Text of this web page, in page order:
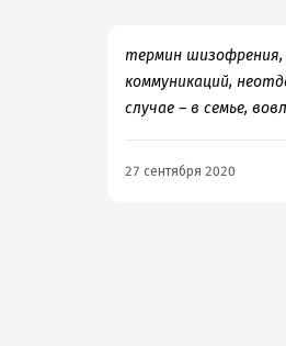
термин шизофрения,
коммуникаций,
случае – в семье,
27 сентября 2020